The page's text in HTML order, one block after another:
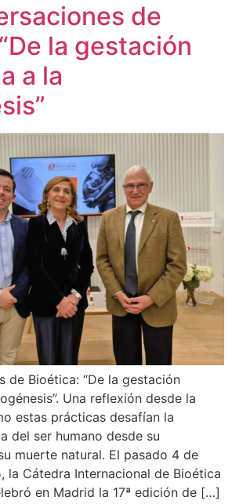
de
la gestación
a la
de Bioética: “De la gestación
Una reflexión desde la
estas prácticas desafían la
del ser humano desde su
muerte natural. El pasado 4 de
la Cátedra Internacional de Bioética
en Madrid la 17ª edición de […]